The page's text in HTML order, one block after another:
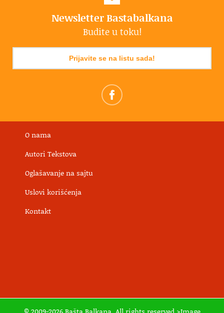
Newsletter Bastabalkana
Budite u toku!
Prijavite se na listu sada!
O nama
Autori Tekstova
Oglašavanje na sajtu
Uslovi korišćenja
Kontakt